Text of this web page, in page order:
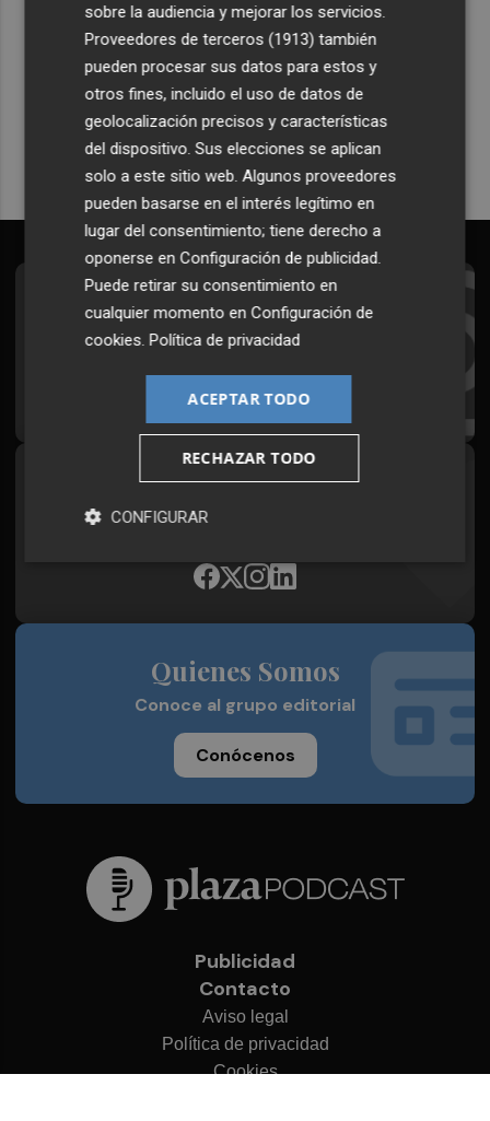
Recibe toda la actualidad de
Plaza Podcast en tu correo
Quiero suscribirme
Suscríbete al Boletín
Todos los días a primera hora en tu email
¡Quiero suscribirme!
Síguenos en redes
Plaza Podcast, desde cualquier medio
Quienes Somos
Conoce al grupo editorial
Conócenos
Publicidad
Contacto
Aviso legal
Política de privacidad
Cookies
sobre la audiencia y mejorar los servicios.
Proveedores de terceros (1913) también
pueden procesar sus datos para estos y
otros fines, incluido el uso de datos de
geolocalización precisos y características
del dispositivo. Sus elecciones se aplican
solo a este sitio web. Algunos proveedores
pueden basarse en el interés legítimo en
lugar del consentimiento; tiene derecho a
oponerse enConfiguración de publicidad
Puede retirar su consentimiento en
cualquier momento enConfiguración de
cookies .Política de privacidad
ACEPTAR TODO
RECHAZAR TODO
CONFIGURAR